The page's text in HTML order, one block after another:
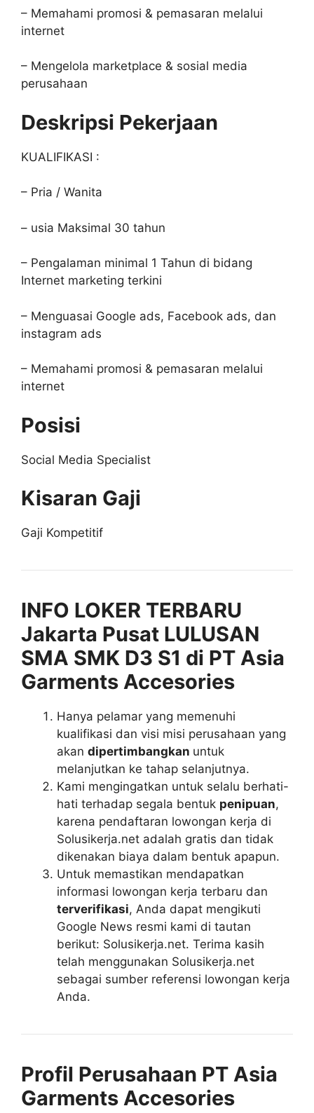
– Memahami promosi & pemasaran melalui
internet
– Mengelola marketplace & sosial media
perusahaan
Deskripsi Pekerjaan
KUALIFIKASI :
– Pria / Wanita
– usia Maksimal 30 tahun
– Pengalaman minimal 1 Tahun di bidang
Internet marketing terkini
– Menguasai Google ads, Facebook ads, dan
instagram ads
– Memahami promosi & pemasaran melalui
internet
Posisi
Social Media Specialist
Kisaran Gaji
Gaji Kompetitif
INFO LOKER TERBARU
Jakarta Pusat LULUSAN
SMA SMK D3 S1 di PT Asia
Garments Accesories
Hanya pelamar yang memenuhi
kualifikasi dan visi misi perusahaan yang
akan dipertimbangkan untuk
melanjutkan ke tahap selanjutnya.
Kami mengingatkan untuk selalu berhati-
hati terhadap segala bentuk penipuan,
karena pendaftaran lowongan kerja di
Solusikerja.net adalah gratis dan tidak
dikenakan biaya dalam bentuk apapun.
Untuk memastikan mendapatkan
informasi lowongan kerja terbaru dan
terverifikasi, Anda dapat mengikuti
Google News resmi kami di tautan
berikut: Solusikerja.net. Terima kasih
telah menggunakan Solusikerja.net
sebagai sumber referensi lowongan kerja
Anda.
Profil Perusahaan PT Asia
Garments Accesories